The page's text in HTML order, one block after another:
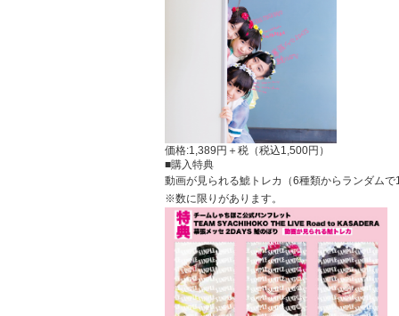
価格:1,389円＋税（税込1,500円）
■購入特典
動画が見られる鯱トレカ（6種類からランダムで
※数に限りがあります。